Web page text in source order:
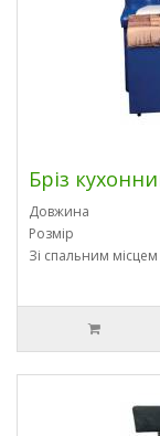
Бріз
Довжина
Розмір
Зі спальним місцем